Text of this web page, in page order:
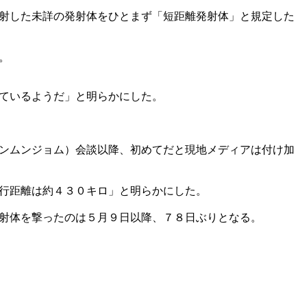
た未詳の発射体をひとまず「短距離発射体」と規定した
るようだ」と明らかにした。
ムンジョム）会談以降、初めてだと現地メディアは付け加
離は約４３０キロ」と明らかにした。
を撃ったのは５月９日以降、７８日ぶりとなる。